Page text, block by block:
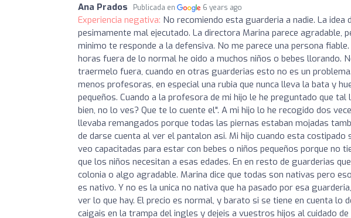
Ana Prados Publicada en 6 years ago
Experiencia negativa: No recomiendo esta guarderia a nadie. La
pesimamente mal ejecutado. La directora Marina parece agradable,
minimo te responde a la defensiva. No me parece una persona
horas fuera de lo normal he oido a muchos niños o bebes llorando.
traermelo fuera, cuando en otras guarderias esto no es un
menos profesoras, en especial una rubia que nunca lleva la bata y
pequeños. Cuando a la profesora de mi hijo le he preguntado que
bien, no lo ves? Que te lo cuente el". A mi hijo lo he recogido dos
llevaba remangados porque todas las piernas estaban mojadas
de darse cuenta al ver el pantalon asi. Mi hijo cuando esta
veo capacitadas para estar con bebes o niños pequeños porque no
que los niños necesitan a esas edades. En en resto de guarderias
colonia o algo agradable. Marina dice que todas son nativas pero
es nativo. Y no es la unica no nativa que ha pasado por esa
ver lo que hay. El precio es normal, y barato si se tiene en cuenta lo
caigais en la trampa del ingles y dejeis a vuestros hijos al cuidado